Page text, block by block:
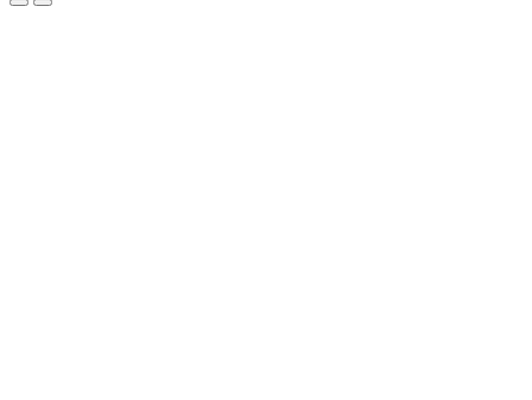
Меню